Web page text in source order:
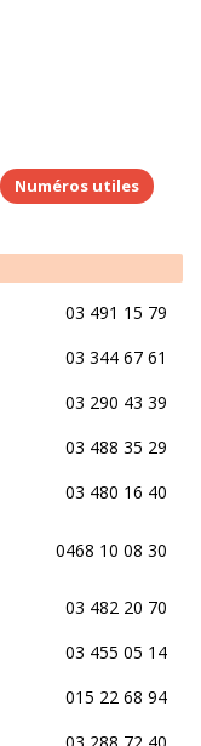
Numéros utiles
03 491 15 79
03 344 67 61
03 290 43 39
03 488 35 29
03 480 16 40
0468 10 08 30
03 482 20 70
03 455 05 14
015 22 68 94